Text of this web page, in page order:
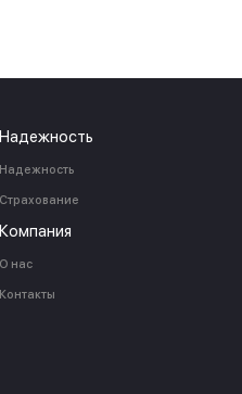
Надежность
Надежность
Страхование
Компания
О нас
Контакты